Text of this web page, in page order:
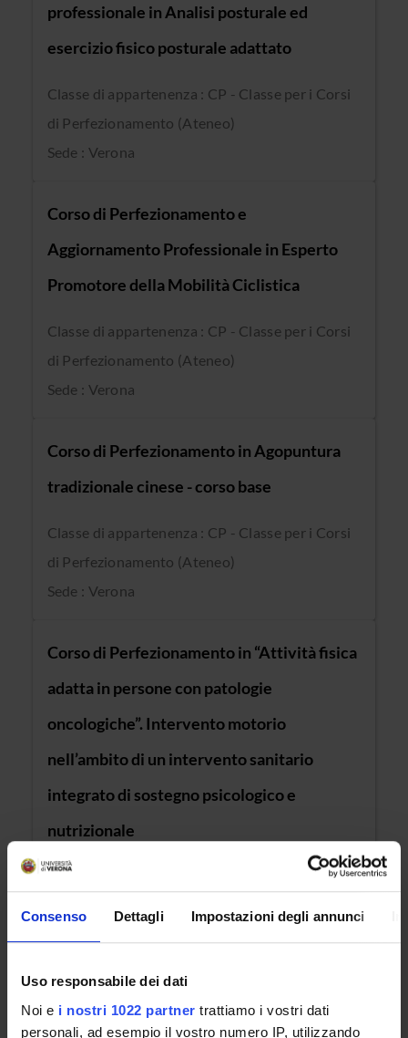
Consenso Dettagli Impostazioni degli annunci
Uso responsabile dei dati
Noi e i nostri 1022 partner trattiamo i vostri dati
personali, ad esempio il vostro numero IP, utilizzando
professionale in Analisi posturale ed
esercizio fisico posturale adattato
Classe di appartenenza : CP - Classe per i Corsi
di Perfezionamento (Ateneo)
Sede : Verona
Corso di Perfezionamento e
Aggiornamento Professionale in Esperto
Promotore della Mobilità Ciclistica
Classe di appartenenza : CP - Classe per i Corsi
di Perfezionamento (Ateneo)
Sede : Verona
Corso di Perfezionamento in Agopuntura
tradizionale cinese - corso base
Classe di appartenenza : CP - Classe per i Corsi
di Perfezionamento (Ateneo)
Sede : Verona
Corso di Perfezionamento in “Attività fisica
adatta in persone con patologie
oncologiche”. Intervento motorio
nell’ambito di un intervento sanitario
integrato di sostegno psicologico e
nutrizionale
Classe di appartenenza : CP - Classe per i Corsi
motoria in gravidanza e post parto